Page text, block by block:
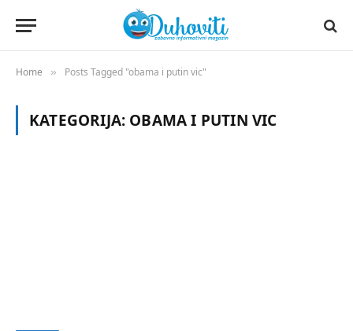
Home » Posts Tagged "obama i putin vic"
KATEGORIJA: OBAMA I PUTIN VIC